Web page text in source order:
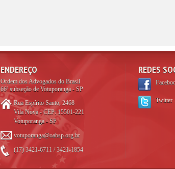
ENDEREÇO
Ordem dos Advogados do Brasil
66ª subseção de Votuporanga - SP
Rua Espírito Santo, 2468
Vila Nova - CEP: 15501-221
Votuporanga - SP
votuporanga@oabsp.org.br
(17) 3421-6711 / 3421-1854
REDES
Twitter